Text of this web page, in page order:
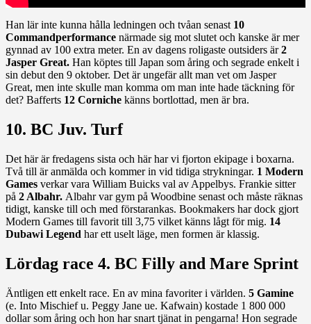
Han lär inte kunna hålla ledningen och tvåan senast 10
Commandperformance närmade sig mot slutet och kanske är mer
gynnad av 100 extra meter. En av dagens roligaste outsiders är2
Jasper Great. Han köptes till Japan som åring och segrade enkelt i
sin debut den 9 oktober. Det är ungefär allt man vet om Jasper
Great, men inte skulle man komma om man inte hade täckning för
det? Bafferts 12 Corniche känns bortlottad, men är bra.
10. BC Juv. Turf
Det här är fredagens sista och här har vi fjorton ekipage i boxarna.
Två till är anmälda och kommer in vid tidiga strykningar. 1 Modern
Games verkar vara William Buicks val av Appelbys. Frankie sitter
på 2 Albahr. Albahr var gym på Woodbine senast och måste räknas
tidigt, kanske till och med förstarankas. Bookmakers har dock gjort
Modern Games till favorit till 3,75 vilket känns lågt för mig. 14
Dubawi Legend har ett uselt läge, men formen är klassig.
Lördag race 4. BC Filly and Mare Sprint
Äntligen ett enkelt race. En av mina favoriter i världen. 5 Gamine
(e. Into Mischief u. Peggy Jane ue. Kafwain) kostade 1 800 000
dollar som åring och hon har snart tjänat in pengarna! Hon segrade